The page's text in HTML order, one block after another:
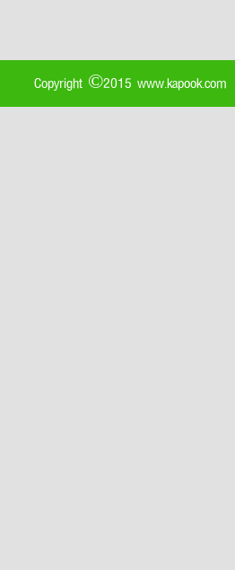
Copyright ©2015 www.kapook.com